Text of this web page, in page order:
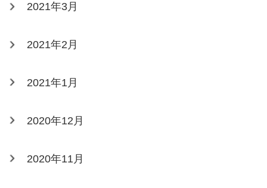
2021年3月
2021年2月
2021年1月
2020年12月
2020年11月